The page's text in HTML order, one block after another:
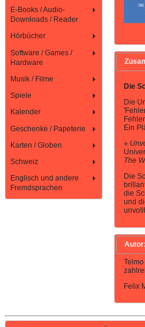
E-Books / Audio-
Downloads / Reader
Hörbücher
Software / Games /
Hardware
Musik / Filme
Spiele
Kalender
Geschenke / Papeterie
Karten / Globen
Schweiz
Englisch und andere
Fremdsprachen
Die
Die
Ein
»
The
Die
die
und
Autor:
Felix